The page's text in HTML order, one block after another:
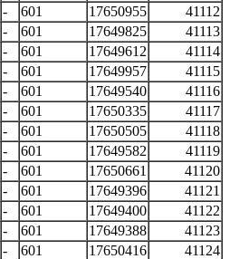
- 601 17650955
41112
- 601 17649825
41113
- 601 17649612
41114
- 601 17649957
41115
- 601 17649540
41116
- 601 17650335
41117
- 601 17650505
41118
- 601 17649582
41119
- 601 17650661
41120
- 601 17649396
41121
- 601 17649400
41122
- 601 17649388
41123
- 601 17650416
41124